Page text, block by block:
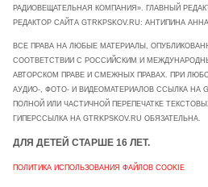
РАДИОВЕЩАТЕЛЬНАЯ КОМПАНИЯ». ГЛАВНЫЙ
РЕДАКТОР САЙТА GTRKPSKOV.RU: АНТИПИНА
ВСЕ ПРАВА НА ЛЮБЫЕ МАТЕРИАЛЫ,
СООТВЕТСТВИИ С РОССИЙСКИМ И
АВТОРСКОМ ПРАВЕ И СМЕЖНЫХ ПРАВАХ. ПРИ
АУДИО-, ФОТО- И ВИДЕОМАТЕРИАЛОВ ССЫЛКА НА
ПОЛНОЙ ИЛИ ЧАСТИЧНОЙ ПЕРЕПЕЧАТКЕ
ГИПЕРССЫЛКА НА GTRKPSKOV.RU ОБЯЗАТЕЛЬНА.
ДЛЯ ДЕТЕЙ СТАРШЕ 16 ЛЕТ.
ПОЛИТИКА ИСПОЛЬЗОВАНИЯ ФАЙЛОВ COOKIE